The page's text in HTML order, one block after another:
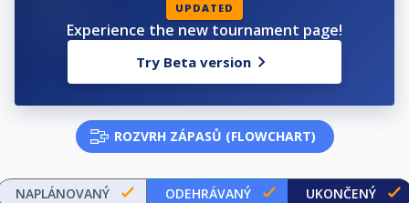
UPDATED
Experience the new tournament page!
Try Beta version
ROZVRH ZÁPASŮ (FLOWCHART)
NAPLÁNOVANÝ ODEHRÁVANÝ UKONČENÝ